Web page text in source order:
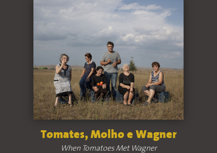
Tomates, Molho e Wagner
When Tomatoes Met Wagner